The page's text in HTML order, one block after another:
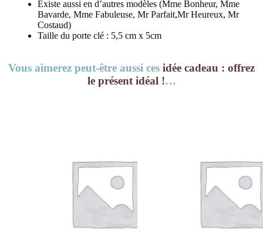
Existe aussi en d’autres modèles (Mme Bonheur, Mme
Bavarde, Mme Fabuleuse, Mr Parfait,Mr Heureux, Mr
Costaud)
Taille du porte clé : 5,5 cm x 5cm
Vous aimerez peut-être aussi ces idée cadeau : offrez
le présent idéal !…